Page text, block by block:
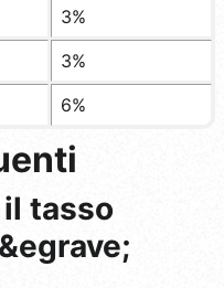
3%
3%
6%
il tasso